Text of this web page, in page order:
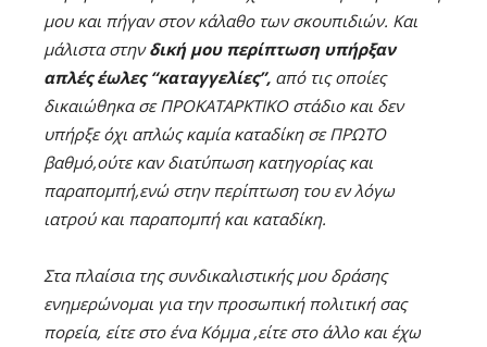
μου και πήγαν στον κάλαθο των σκουπιδιών. Και
μάλιστα στηνδική μου περίπτωση υπήρξαν
απλές έωλες “καταγγελίες”, από τις οποίες
δικαιώθηκα σε ΠΡΟΚΑΤΑΡΚΤΙΚΟ στάδιο και δεν
υπήρξε όχι απλώς καμία καταδίκη σε ΠΡΩΤΟ
βαθμό,ούτε καν διατύπωση κατηγορίας και
παραπομπή,ενώ στην περίπτωση του εν λόγω
ιατρού και παραπομπή και καταδίκη.
Στα πλαίσια της συνδικαλιστικής μου δράσης
ενημερώνομαι για την προσωπική πολιτική σας
πορεία, είτε στο ένα Κόμμα ,είτε στο άλλο και έχω